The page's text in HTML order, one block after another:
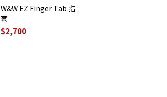
W&W EZ Finger Tab 指
套
$2,700